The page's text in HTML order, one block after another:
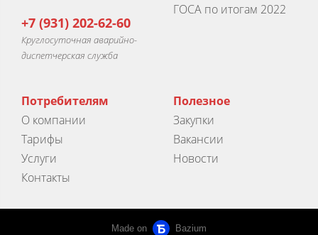
+7 (931) 202-62-60
Круглосуточная аварийно-
диспетчерская служба
ГОСА по итогам 2022
Потребителям
О компании
Тарифы
Услуги
Контакты
Полезное
Закупки
Вакансии
Новости
Made on Bazium